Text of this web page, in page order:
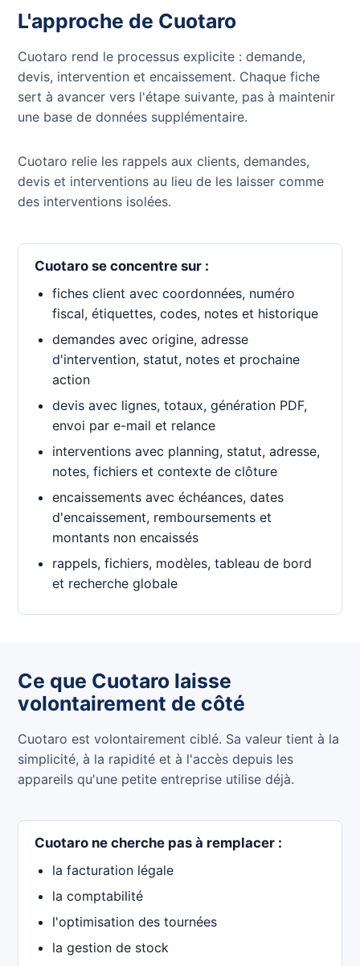
L'approche de Cuotaro
Cuotaro rend le processus explicite : demande,
devis, intervention et encaissement. Chaque fiche
sert à avancer vers l'étape suivante, pas à maintenir
une base de données supplémentaire.
Cuotaro relie les rappels aux clients, demandes,
devis et interventions au lieu de les laisser comme
des interventions isolées.
Cuotaro se concentre sur :
fiches client avec coordonnées, numéro
fiscal, étiquettes, codes, notes et historique
demandes avec origine, adresse
d'intervention, statut, notes et prochaine
action
devis avec lignes, totaux, génération PDF,
envoi par e-mail et relance
interventions avec planning, statut, adresse,
notes, fichiers et contexte de clôture
encaissements avec échéances, dates
d'encaissement, remboursements et
montants non encaissés
rappels, fichiers, modèles, tableau de bord
et recherche globale
Ce que Cuotaro laisse
volontairement de côté
Cuotaro est volontairement ciblé. Sa valeur tient à la
simplicité, à la rapidité et à l'accès depuis les
appareils qu'une petite entreprise utilise déjà.
Cuotaro ne cherche pas à remplacer :
la facturation légale
la comptabilité
l'optimisation des tournées
la gestion de stock